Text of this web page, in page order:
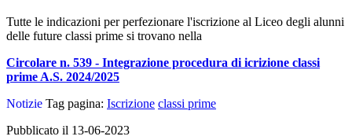
Tutte le indicazioni per perfezionare l'iscrizione al Liceo degli alunni
delle future classi prime si trovano nella
Circolare n. 539 - Integrazione procedura di icrizione classi
prime A.S. 2024/2025
Notizie Tag pagina: Iscrizione classi prime
Pubblicato il 13-06-2023